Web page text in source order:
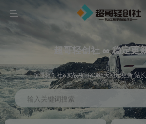
超哥轻创社 ∞ 稳定更
超哥轻创社&实战项目&365天稳定更新 站
输入关键词搜索